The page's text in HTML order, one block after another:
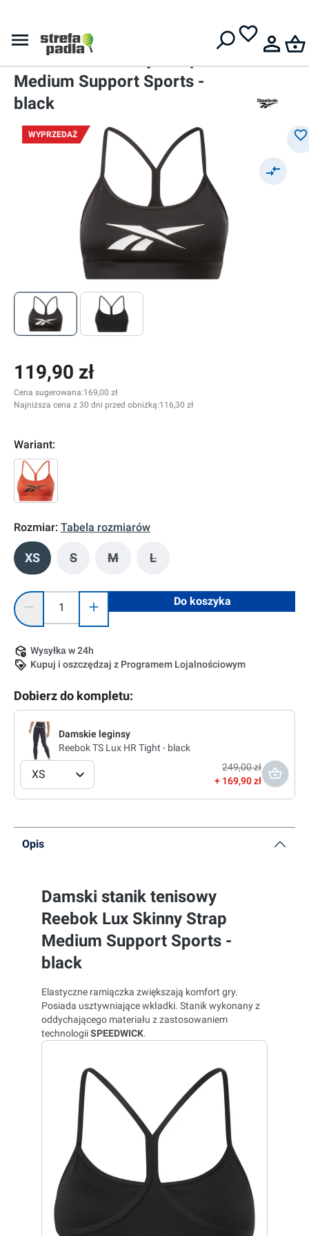
Damski stanik
Reebok Lux Skinny Strap
Medium Support Sports -
black
WYPRZEDAŻ
119,90 zł
Cena sugerowana:169,00 zł
Najniższa cena z 30 dni przed obniżką:116,30 zł
Wariant:
Rozmiar: Tabela rozmiarów
XS S(Ta opcja jest obecnie niedostępna.)
M(Ta opcja jest obecnie niedostępna.)
L(Ta opcja jest obecnie
Ilość produktu: Wprowadź żądaną ilość lub użyj
Do koszyka
Wysyłka w 24h
Kupuj i oszczędzaj z Programem Lojalnościowym
Dobierz do kompletu:
Damskie leginsy
Reebok TS Lux HR Tight - black
XS
249,00 zł
169,90 zł
Opis
Damski stanik tenisowy
Reebok Lux Skinny Strap
Medium Support Sports -
black
Elastyczne ramiączka zwiększają komfort gry.
Posiada usztywniające wkładki. Stanik wykonany z
oddychającego materiału z zastosowaniem
technologiiSPEEDWICK.